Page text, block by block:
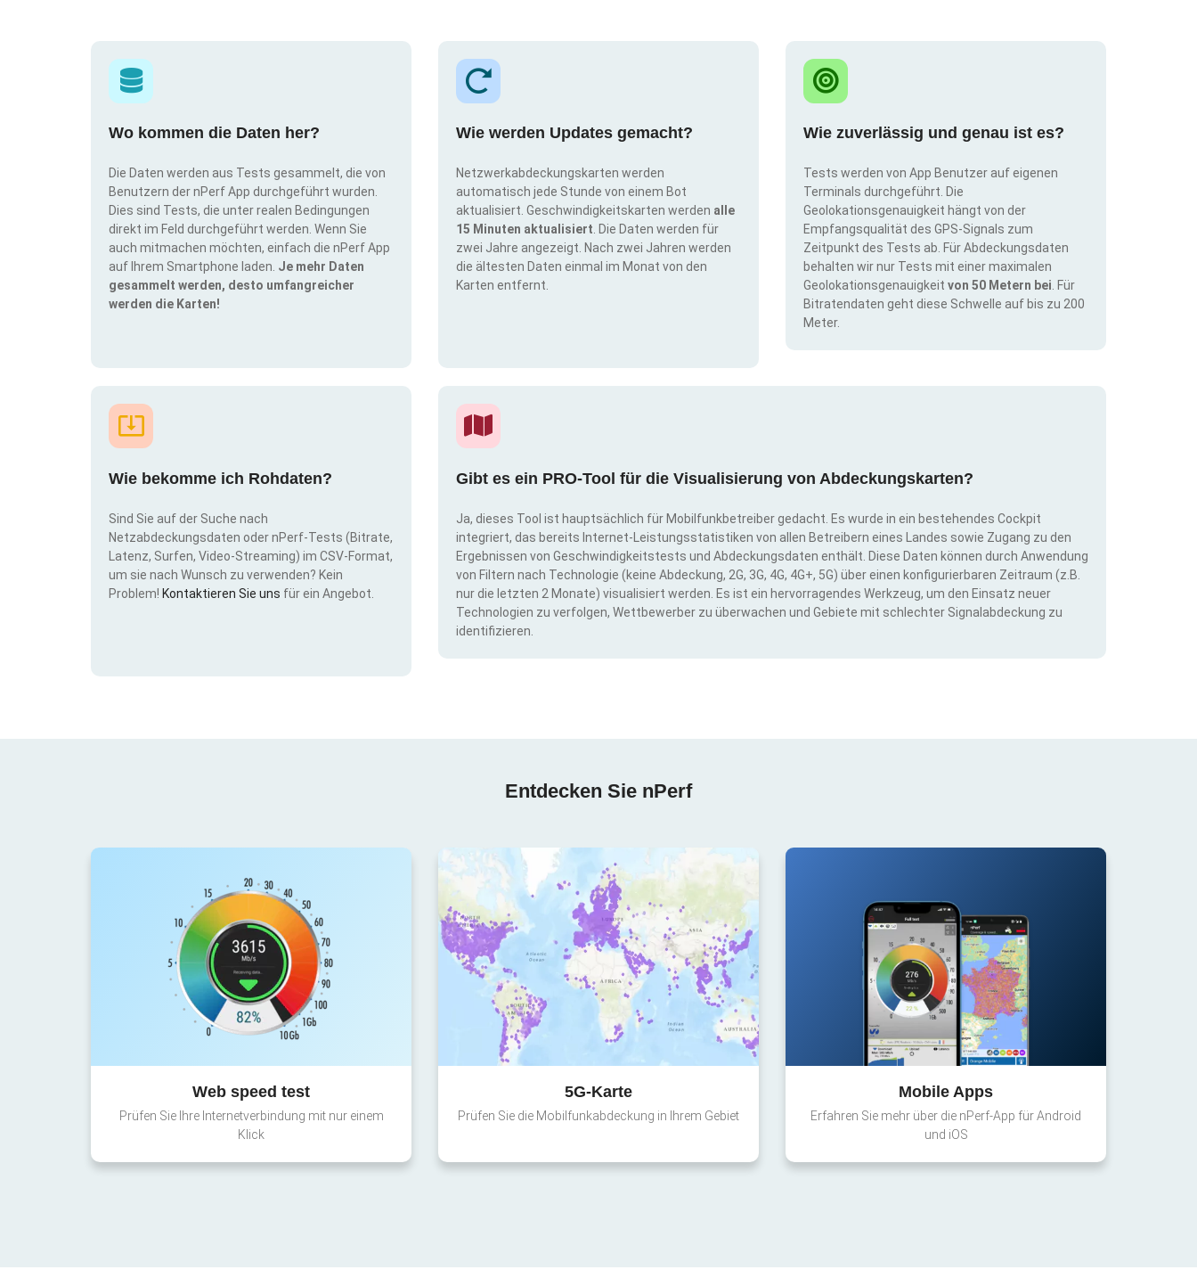
Wo kommen die Daten her?
Die Daten werden aus Tests gesammelt, die von
Benutzern der nPerf App durchgeführt wurden.
Dies sind Tests, die unter realen Bedingungen
direkt im Feld durchgeführt werden. Wenn Sie
auch mitmachen möchten, einfach die nPerf App
auf Ihrem Smartphone laden. Je mehr Daten
gesammelt werden, desto umfangreicher
werden die Karten!
Wie werden Updates gemacht?
Netzwerkabdeckungskarten werden
automatisch jede Stunde von einem Bot
aktualisiert. Geschwindigkeitskarten werden alle
15 Minuten aktualisiert . Die Daten werden für
zwei Jahre angezeigt. Nach zwei Jahren werden
die ältesten Daten einmal im Monat von den
Karten entfernt.
Wie zuverlässig und genau ist es?
Tests werden von App Benutzer auf eigenen
Terminals durchgeführt. Die
Geolokationsgenauigkeit hängt von der
Empfangsqualität des GPS-Signals zum
Zeitpunkt des Tests ab. Für Abdeckungsdaten
behalten wir nur Tests mit einer maximalen
Geolokationsgenauigkeit von 50 Metern bei . Für
Bitratendaten geht diese Schwelle auf bis zu 200
Meter.
Wie bekomme ich Rohdaten?
Sind Sie auf der Suche nach
Netzabdeckungsdaten oder nPerf-Tests (Bitrate,
Latenz, Surfen, Video-Streaming) im CSV-Format,
um sie nach Wunsch zu verwenden? Kein
Problem! Kontaktieren Sie uns für ein Angebot.
Gibt es ein PRO-Tool für die Visualisierung von Abdeckungskarten?
Ja, dieses Tool ist hauptsächlich für Mobilfunkbetreiber gedacht. Es wurde in ein bestehendes Cockpit
integriert, das bereits Internet-Leistungsstatistiken von allen Betreibern eines Landes sowie Zugang zu den
Ergebnissen von Geschwindigkeitstests und Abdeckungsdaten enthält. Diese Daten können durch Anwendung
von Filtern nach Technologie (keine Abdeckung, 2G, 3G, 4G, 4G+, 5G) über einen konfigurierbaren Zeitraum (z.B.
nur die letzten 2 Monate) visualisiert werden. Es ist ein hervorragendes Werkzeug, um den Einsatz neuer
Technologien zu verfolgen, Wettbewerber zu überwachen und Gebiete mit schlechter Signalabdeckung zu
identifizieren.
Entdecken Sie nPerf
Web speed test
Prüfen Sie Ihre Internetverbindung mit nur einem
Klick
5G-Karte
Prüfen Sie die Mobilfunkabdeckung in Ihrem Gebiet
Mobile Apps
Erfahren Sie mehr über die nPerf-App für Android
und iOS